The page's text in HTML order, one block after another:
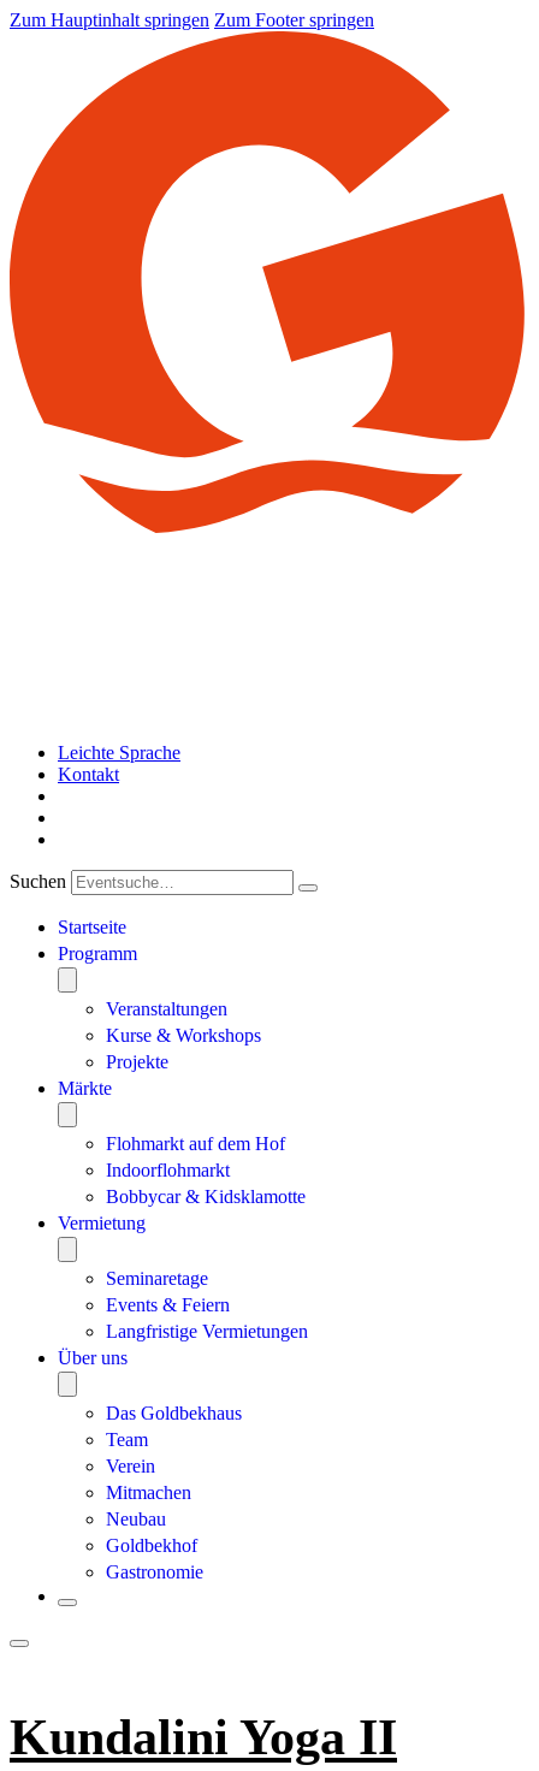
Zum Hauptinhalt springen Zum Footer springen
Leichte Sprache
Kontakt
Suchen
Startseite
Programm
Veranstaltungen
Kurse & Workshops
Projekte
Märkte
Flohmarkt auf dem Hof
Indoorflohmarkt
Bobbycar & Kidsklamotte
Vermietung
Seminaretage
Events & Feiern
Langfristige Vermietungen
Über uns
Das Goldbekhaus
Team
Verein
Mitmachen
Neubau
Goldbekhof
Gastronomie
Kundalini Yoga II